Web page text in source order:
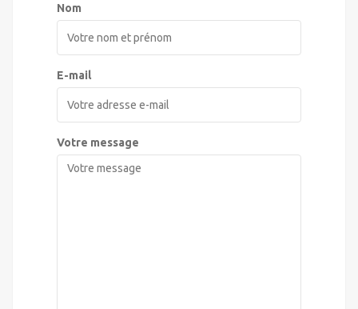
Nom
E-mail
Votre message